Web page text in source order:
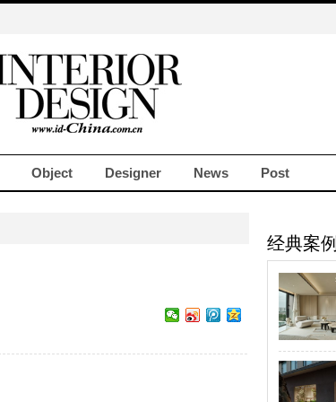
Object Designer News Post
经典案例